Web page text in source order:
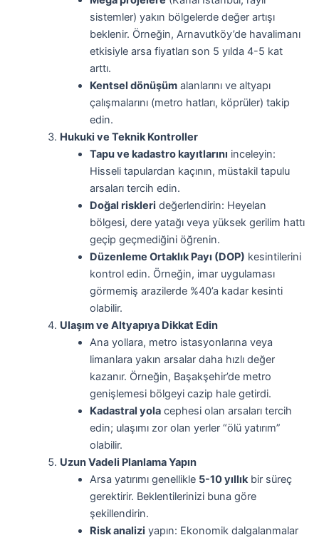
sistemler) yakın bölgelerde değer artışı
beklenir. Örneğin, Arnavutköy’de havalimanı
etkisiyle arsa fiyatları son 5 yılda 4-5 kat
arttı.
Kentsel dönüşümalanlarını ve altyapı
çalışmalarını (metro hatları, köprüler) takip
edin.
Hukuki ve Teknik Kontroller
Tapu ve kadastro kayıtlarını inceleyin:
Hisseli tapulardan kaçının, müstakil tapulu
arsaları tercih edin.
Doğal riskleri değerlendirin: Heyelan
bölgesi, dere yatağı veya yüksek gerilim hattı
geçip geçmediğini öğrenin.
Düzenleme Ortaklık Payı (DOP) kesintilerini
kontrol edin. Örneğin, imar uygulaması
görmemiş arazilerde %40’a kadar kesinti
olabilir.
Ulaşım ve Altyapıya Dikkat Edin
Ana yollara, metro istasyonlarına veya
limanlara yakın arsalar daha hızlı değer
kazanır. Örneğin, Başakşehir’de metro
genişlemesi bölgeyi cazip hale getirdi.
Kadastral yolacephesi olan arsaları tercih
edin; ulaşımı zor olan yerler “ölü yatırım”
olabilir.
Uzun Vadeli Planlama Yapın
Arsa yatırımı genellikle 5-10 yıllıkbir süreç
gerektirir. Beklentilerinizi buna göre
şekillendirin.
Risk analizi yapın: Ekonomik dalgalanmalar